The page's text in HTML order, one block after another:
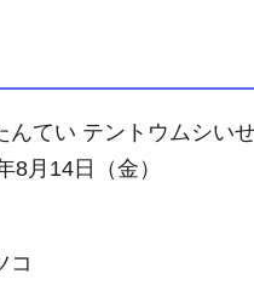
んてい テントウムシい
8月14日（金）
コ